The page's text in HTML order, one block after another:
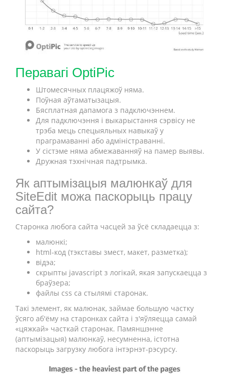
Перавагі OptiPic
Штомесячных плацяжоў няма.
Поўная аўтаматызацыя.
Бясплатная дапамога з падключэннем.
Для падключэння і выкарыстання сэрвісу не
трэба мець спецыяльных навыкаў у
праграмаванні або адміністраванні.
У сістэме няма абмежаванняў на памер выявы.
Дружная тэхнічная падтрымка.
Як аптымізацыя малюнкаў для
SiteEdit можа паскорыць працу
сайта?
Старонка любога сайта часцей за ўсё складаецца з:
малюнкі;
html-код (тэкставы змест, макет, разметка);
відэа;
скрыпты javascript з логікай, якая запускаецца з
браўзера;
файлы css са стылямі старонак.
Такі элемент, як малюнак, займае большую частку
ўсяго аб'ёму на старонках сайта і з'яўляецца самай
«цяжкай» часткай старонак. Памяншэнне
(аптымізацыя) малюнкаў, несумненна, істотна
паскорыць загрузку любога інтэрнэт-рэсурсу.